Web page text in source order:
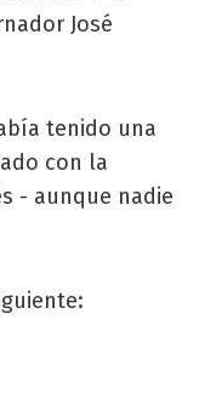
José
tenido una
con la
- aunque nadie